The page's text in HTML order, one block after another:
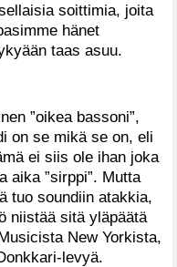
soittimia, joita
hänet
taas asuu.
”oikea bassoni”,
on se mikä se on, eli
ei siis ole ihan joka
aika ”sirppi”. Mutta
tuo soundiin atakkia,
niistää sitä yläpäätä
New Yorkista,
levyä.